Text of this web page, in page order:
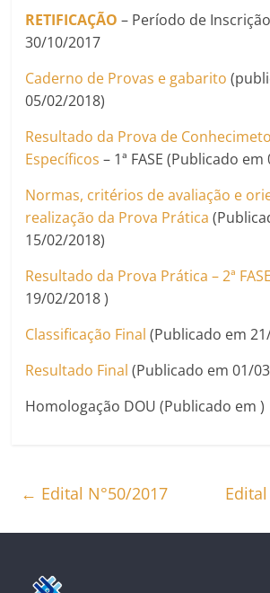
RETIFICAÇÃO – Período de
30/10/2017
Caderno de Provas e gabarito
05/02/2018)
Resultado da Prova de
Específicos – 1ª FASE (Publicado
Normas, critérios de avaliação e
realização da Prova Prática
15/02/2018)
Resultado da Prova Prática – 2ª FASE
19/02/2018 )
Classificação Final(Publicado em
Resultado Final (Publicado em 01/
Homologação DOU (Publicado em )
← Edital N°50/2017